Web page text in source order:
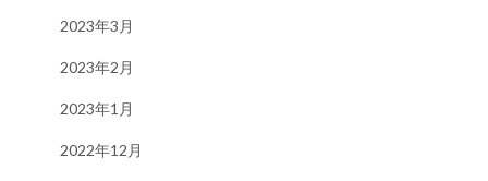
2023年3月
2023年2月
2023年1月
2022年12月